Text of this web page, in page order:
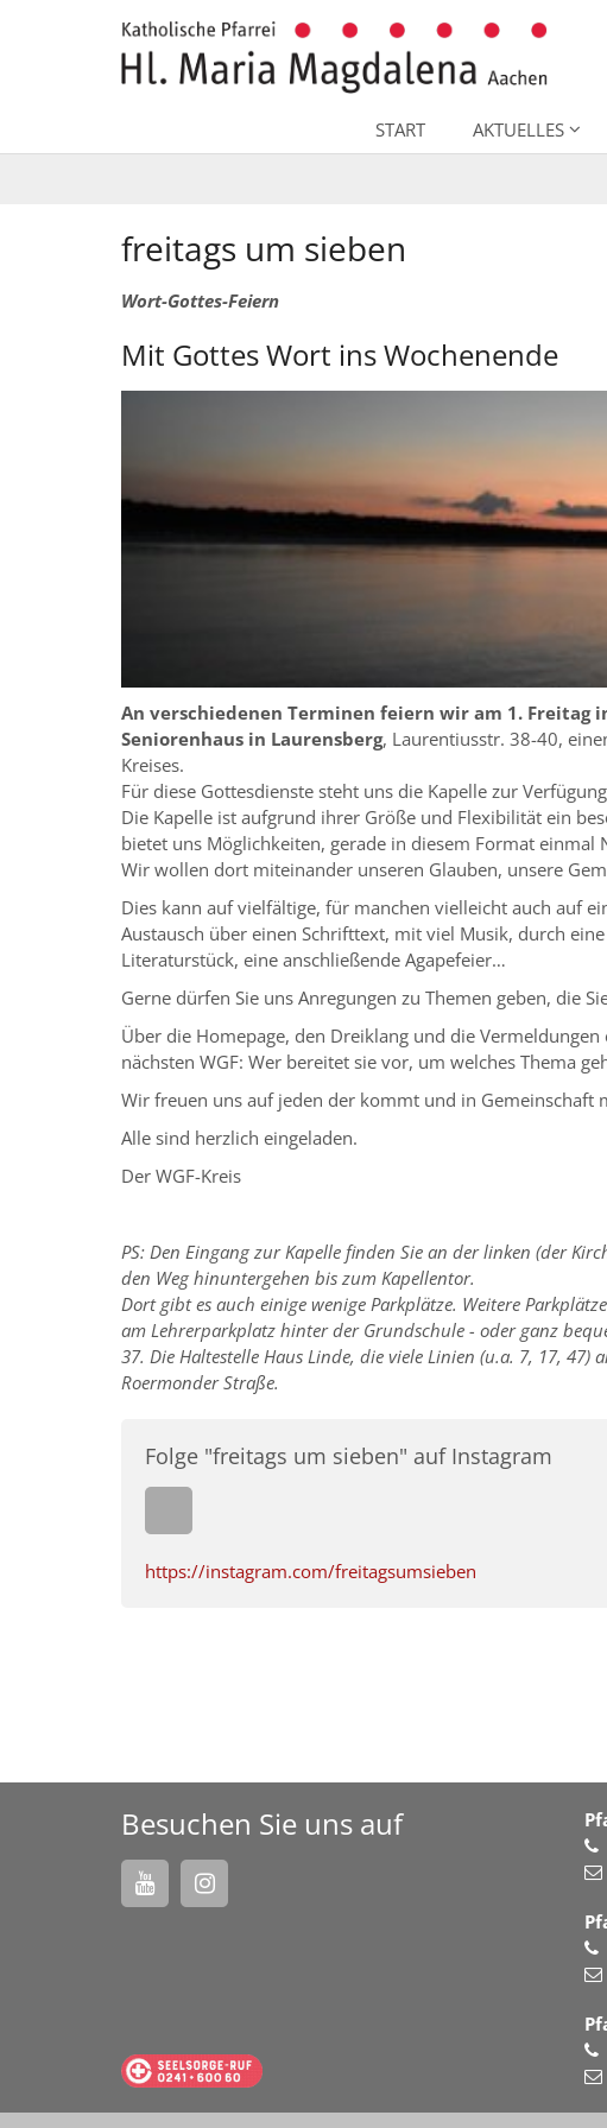
START AKTUELLES
freitags um sieben
Wort-Gottes-Feiern
Mit Gottes Wort ins Wochenende
An verschiedenen Terminen feiern wir am 1. Freitag
Seniorenhaus in Laurensberg, Laurentiusstr. 38-40,
Kreises.
Für diese Gottesdienste steht uns die Kapelle zur
Die Kapelle ist aufgrund ihrer Größe und Flexibilität ein
bietet uns Möglichkeiten, gerade in diesem Format einmal
Wir wollen dort miteinander unseren Glauben, unsere
Dies kann auf vielfältige, für manchen vielleicht auch auf
Austausch über einen Schrifttext, mit viel Musik, durch
Literaturstück, eine anschließende Agapefeier…
Gerne dürfen Sie uns Anregungen zu Themen geben, die
Über die Homepage, den Dreiklang und die
nächsten WGF: Wer bereitet sie vor, um welches Thema
Wir freuen uns auf jeden der kommt und in Gemeinschaft
Alle sind herzlich eingeladen.
Der WGF-Kreis
PS: Den Eingang zur Kapelle finden Sie an der linken (der
den Weg hinuntergehen bis zum Kapellentor.
Dort gibt es auch einige wenige Parkplätze. Weitere
am Lehrerparkplatz hinter der Grundschule - oder ganz
37. Die Haltestelle Haus Linde, die viele Linien (u.a. 7, 17,
Roermonder Straße.
Folge "freitags um sieben" auf Instagram
https://instagram.com/freitagsumsieben
Besuchen Sie uns auf